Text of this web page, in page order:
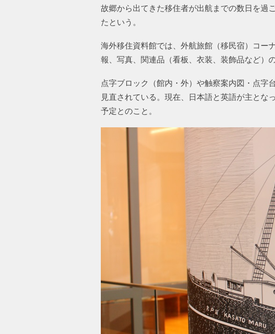
故郷から出てきた移住者が出航までの数日を過
たという。
海外移住資料館では、外航旅館（移民宿）コー
報、写真、関連品（看板、衣装、装飾品など）
点字ブロック（館内・外）や触察案内図・点字
見直されている。現在、日本語と英語が主とな
予定とのこと。